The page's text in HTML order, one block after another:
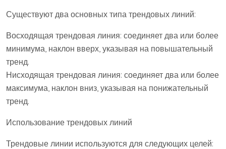
Существуют два основных типа трендовых линий:
Восходящая трендовая линия: соединяет два или более
минимума, наклон вверх, указывая на повышательный
тренд.
Нисходящая трендовая линия: соединяет два или более
максимума, наклон вниз, указывая на понижательный
тренд.
Использование трендовых линий
Трендовые линии используются для следующих целей: